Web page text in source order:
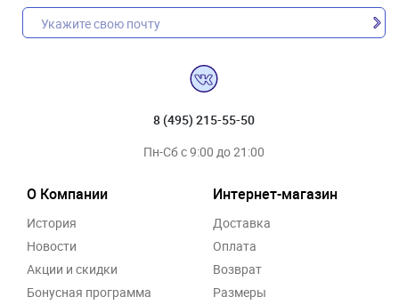
8 (495) 215-55-50
Пн-Сб с 9:00 до 21:00
О Компании
История
Новости
Акции и скидки
Бонусная программа
Интернет-магазин
Доставка
Оплата
Возврат
Размеры